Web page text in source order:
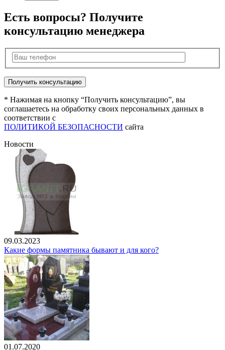
Есть вопросы? Получите
консультацию менеджера
* Нажимая на кнопку “Получить консультацию”, вы
соглашаетесь на обработку своих персональных данных в
соответствии с
ПОЛИТИКОЙ БЕЗОПАСНОСТИ сайта
Новости
09.03.2023
Какие формы памятника бывают и для кого?
01.07.2020